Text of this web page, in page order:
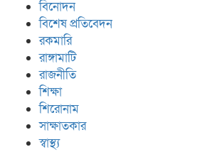
বিনোদন
বিশেষ প্রতিবেদন
রকমারি
রাঙ্গামাটি
রাজনীতি
শিক্ষা
শিরোনাম
সাক্ষাতকার
স্বাস্থ্য